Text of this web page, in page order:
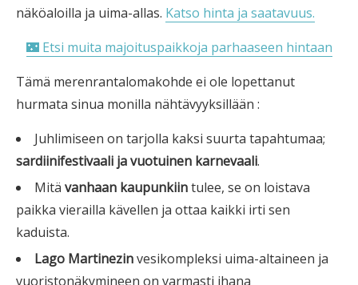
näköaloilla ja uima-allas. Katso hinta ja saatavuus.
🌃 Etsi muita majoituspaikkoja parhaaseen hintaan
Tämä merenrantalomakohde ei ole lopettanut
hurmata sinua monilla nähtävyyksillään :
Juhlimiseen on tarjolla kaksi suurta tapahtumaa;
sardiinifestivaali ja vuotuinen karnevaali.
Mitä vanhaan kaupunkiintulee, se on loistava
paikka vierailla kävellen ja ottaa kaikki irti sen
kaduista.
Lago Martinezinvesikompleksi uima-altaineen ja
vuoristonäkymineen on varmasti ihana